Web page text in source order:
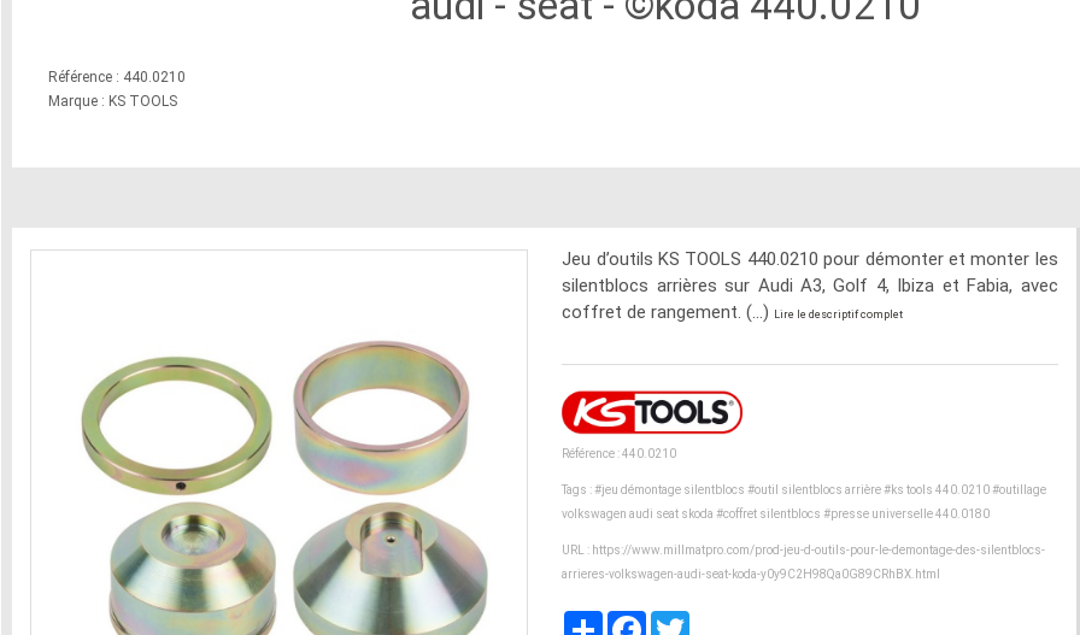
Référence : 440.0210
Marque : KS TOOLS
Jeu d’outils KS TOOLS 440.0210 pour démonter et monter les
silentblocs arrières sur Audi A3, Golf 4, Ibiza et Fabia, avec
coffret de rangement. (...)
Lire le descriptif complet
Référence : 440.0210
Tags :#jeu démontage silentblocs #outil silentblocs arrière #ks tools 440.0210 #outillage
volkswagen audi seat skoda #coffret silentblocs #presse universelle 440.0180
URL : https://www.millmatpro.com/prod-jeu-d-outils-pour-le-demontage-des-silentblocs-
arrieres-volkswagen-audi-seat-koda-y0y9C2H98Qa0G89CRhBX.html
PartagerFacebook